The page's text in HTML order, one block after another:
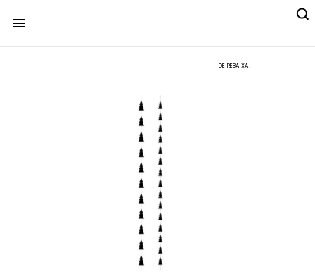

DE REBAIXA!